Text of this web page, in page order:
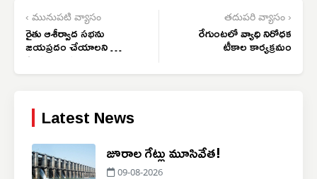
‹ మునుపటి వ్యాసం
రైతు ఆశీర్వాద సభను
జయప్రదం చేయాలని వాల్
పోస్టర్ల ఆవిష్కరణ
తదుపరి వ్యాసం ›
రేగుంటలో వ్యాధి నిరోధక
టీకాల కార్యక్రమం
Latest News
జూరాల గేట్లు మూసివేత!
09-08-2026